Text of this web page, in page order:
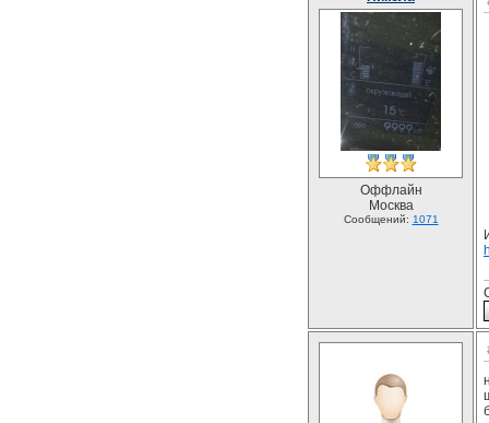
Оффлайн
Москва
Сообщений: 1071